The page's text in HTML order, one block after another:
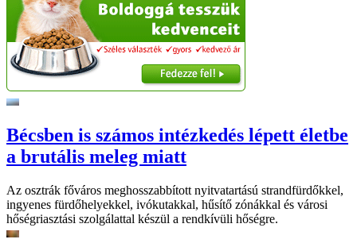
Bécsben is számos intézkedés lépett életbe
a brutális meleg miatt
Az osztrák főváros meghosszabbított nyitvatartású strandfürdőkkel,
ingyenes fürdőhelyekkel, ivókutakkal, hűsítő zónákkal és városi
hőségriasztási szolgálattal készül a rendkívüli hőségre.